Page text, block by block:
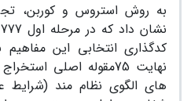
به روش استروس و کوربن،
نهایت 75مقوله اصلی
های الگوی نظام مند (شرایط